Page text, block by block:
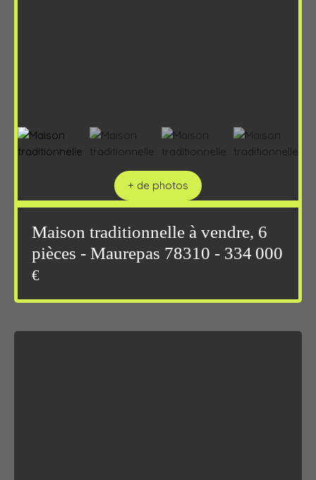
+ de photos
Maison traditionnelle à vendre, 6
pièces - Maurepas 78310 - 334 000
€